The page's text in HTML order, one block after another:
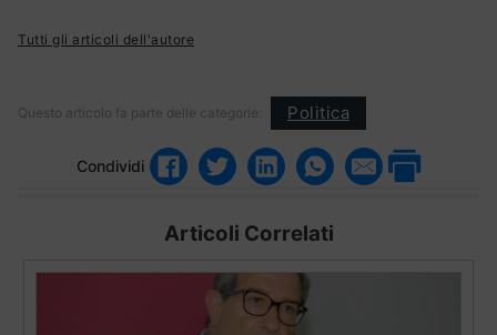
Tutti gli articoli dell'autore
Questo articolo fa parte delle categorie: Politica
Condividi
Articoli Correlati